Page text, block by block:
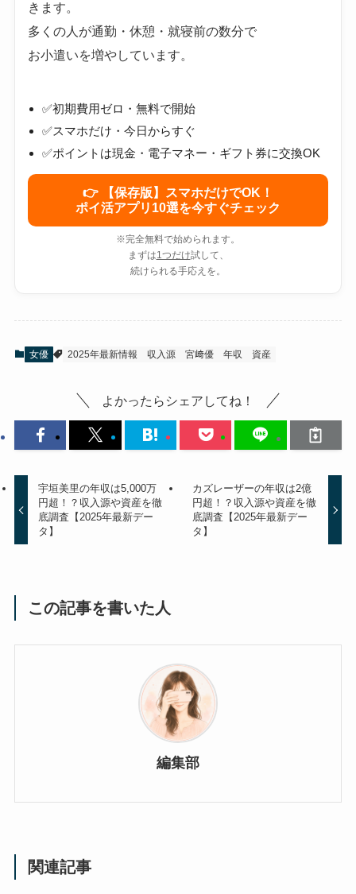
きます。
多くの人が通勤・休憩・就寝前の数分で
お小遣いを増やしています。
✅初期費用ゼロ・無料で開始
✅スマホだけ・今日からすぐ
✅ポイントは現金・電子マネー・ギフト券に交換OK
👉 【保存版】スマホだけでOK！
ポイ活アプリ10選を今すぐチェック
※完全無料で始められます。
まずは1つだけ試して、
続けられる手応えを。
女優 2025年最新情報 収入源 宮﨑優 年収 資産
よかったらシェアしてね！
宇垣美里の年収は5,000万
円超！？収入源や資産を徹
底調査【2025年最新デー
タ】
カズレーザーの年収は2億
円超！？収入源や資産を徹
底調査【2025年最新デー
タ】
この記事を書いた人
編集部
関連記事